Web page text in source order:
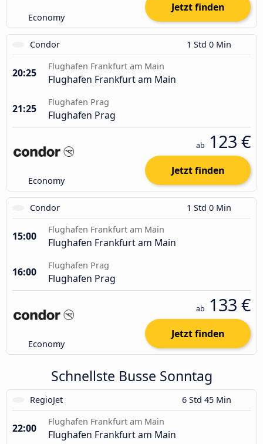
Economy
Jetzt finden
Condor 1 Std 0 Min
20:25
Flughafen Frankfurt am Main
Flughafen Frankfurt am Main
21:25
Flughafen Prag
Flughafen Prag
Economy
ab 123 €
Jetzt finden
Condor 1 Std 0 Min
15:00
Flughafen Frankfurt am Main
Flughafen Frankfurt am Main
16:00
Flughafen Prag
Flughafen Prag
Economy
ab 133 €
Jetzt finden
Schnellste Busse Sonntag
RegioJet 6 Std 45 Min
22:00
Flughafen Frankfurt am Main
Flughafen Frankfurt am Main